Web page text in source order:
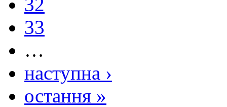
33
…
наступна ›
остання »